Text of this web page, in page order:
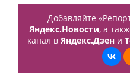
Добавляйте
Яндекс.Новости, а
канал в Яндекс.Дзени